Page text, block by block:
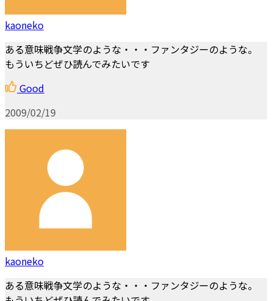
kaoneko
ある意味戦争文学のような・・・ファンタジーのような。
もういちどぜひ読んでみたいです
Good
2009/02/19
kaoneko
ある意味戦争文学のような・・・ファンタジーのような。